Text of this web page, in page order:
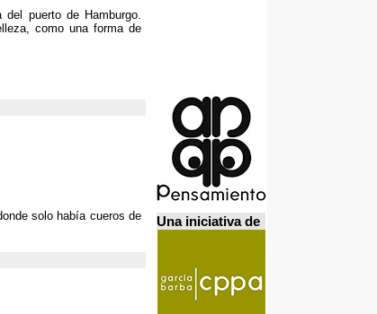
del puerto de Hamburgo
como una forma de
solo había cueros de
Una iniciativa de